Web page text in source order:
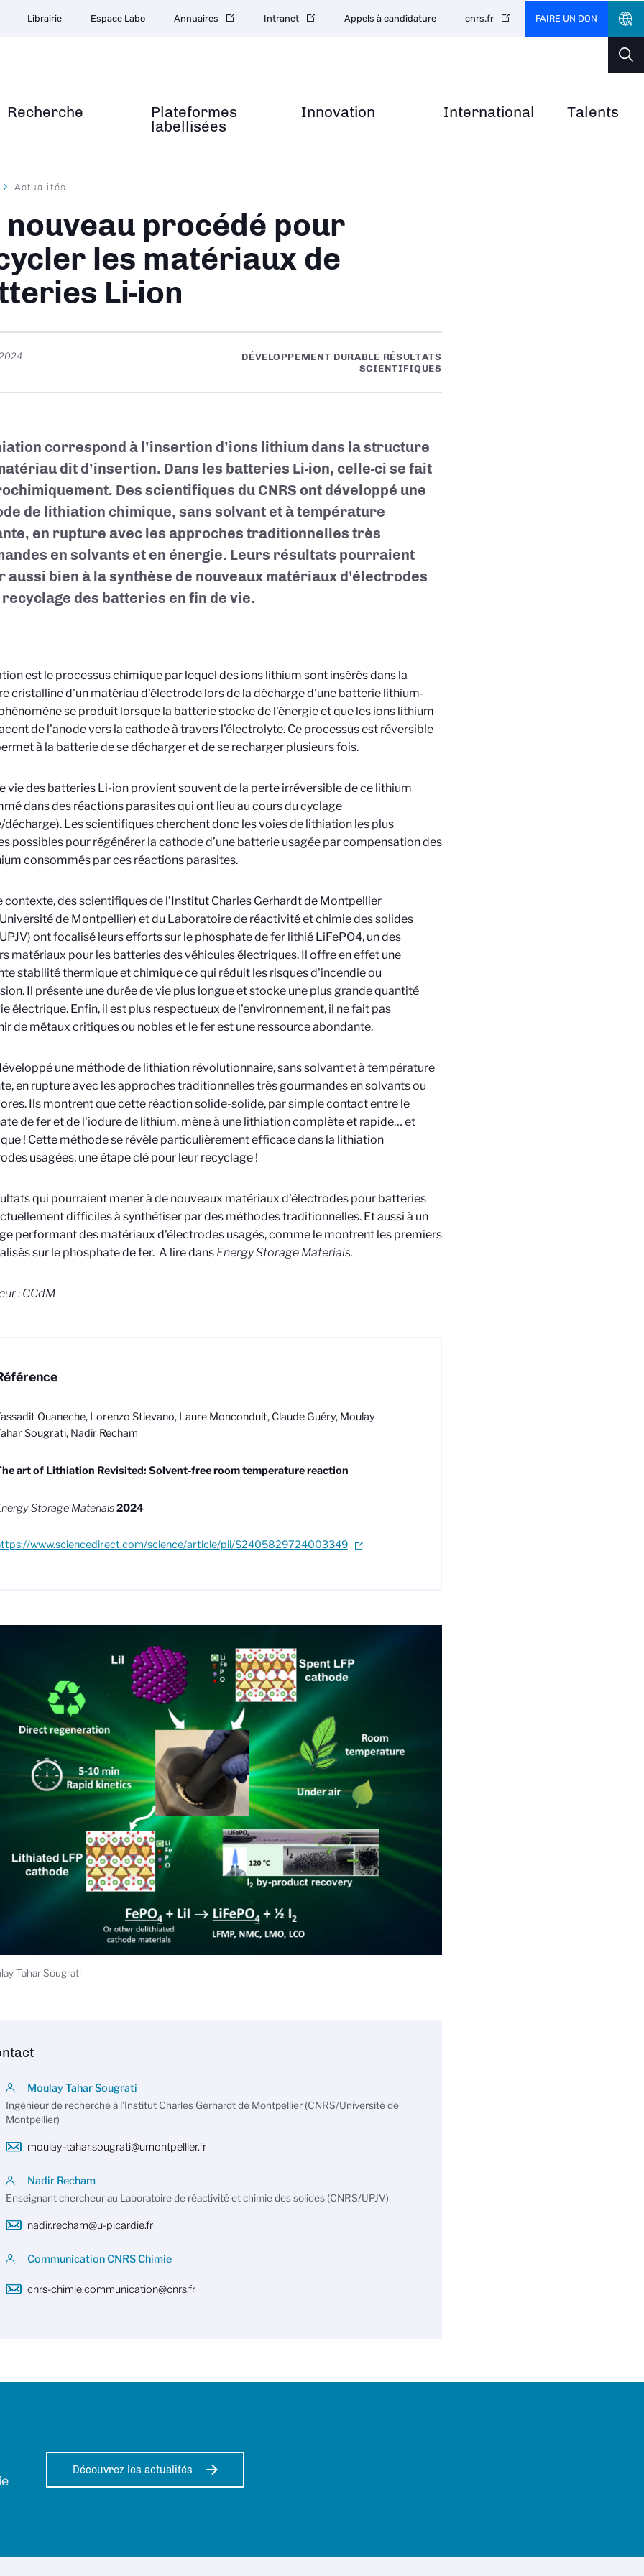
Recherche
Plateformes
labellisées
Innovation International Talents
Librairie Espace Labo Annuaires Intranet Appels à candidature cnrs.fr FAIRE UN DON
Actualités
nouveau procédé pour
les matériaux de
Li-ion
DÉVELOPPEMENT DURABLE RÉSULTATS
SCIENTIFIQUES
correspond à l’insertion d’ions lithium dans la structure
dit d’insertion. Dans les batteries Li-ion, celle-ci se fait
Des scientifiques du CNRS ont développé une
de lithiation chimique, sans solvant et à température
en rupture avec les approches traditionnelles très
en solvants et en énergie. Leurs résultats pourraient
aussi bien à la synthèse de nouveaux matériaux d'électrodes
recyclage des batteries en fin de vie.
est le processus chimique par lequel des ions lithium sont insérés dans la
cristalline d'un matériau d'électrode lors de la décharge d'une batterie lithium-
se produit lorsque la batterie stocke de l'énergie et que les ions lithium
de l'anode vers la cathode à travers l'électrolyte. Ce processus est réversible
à la batterie de se décharger et de se recharger plusieurs fois.
vie des batteries Li-ion provient souvent de la perte irréversible de ce lithium
dans des réactions parasites qui ont lieu au cours du cyclage
décharge). Les scientifiques cherchent donc les voies de lithiation les plus
possibles pour régénérer la cathode d’une batterie usagée par compensation des
consommés par ces réactions parasites.
contexte, des scientifiques de l’Institut Charles Gerhardt de Montpellier
de Montpellier) et du Laboratoire de réactivité et chimie des solides
ont focalisé leurs efforts sur le phosphate de fer lithié LiFePO4, un des
matériaux pour les batteries des véhicules électriques. Il offre en effet une
stabilité thermique et chimique ce qui réduit les risques d'incendie ou
Il présente une durée de vie plus longue et stocke une plus grande quantité
électrique. Enfin, il est plus respectueux de l'environnement, il ne fait pas
de métaux critiques ou nobles et le fer est une ressource abondante.
une méthode de lithiation révolutionnaire, sans solvant et à température
en rupture avec les approches traditionnelles très gourmandes en solvants ou
Ils montrent que cette réaction solide-solide, par simple contact entre le
de fer et de l'iodure de lithium, mène à une lithiation complète et rapide… et
! Cette méthode se révèle particulièrement efficace dans la lithiation
usagées, une étape clé pour leur recyclage !
qui pourraient mener à de nouveaux matériaux d'électrodes pour batteries
difficiles à synthétiser par des méthodes traditionnelles. Et aussi à un
performant des matériaux d'électrodes usagés, comme le montrent les premiers
sur le phosphate de fer. A lire dans Energy Storage Materials.
: CCdM
Ouaneche, Lorenzo Stievano, Laure Monconduit, Claude Guéry, Moulay
Sougrati, Nadir Recham
art of Lithiation Revisited: Solvent-free room temperature reaction
Storage Materials2024
www.sciencedirect.com/science/article/pii/S2405829724003349
Tahar Sougrati
Moulay Tahar Sougrati
Ingénieur de recherche à l’Institut Charles Gerhardt de Montpellier (CNRS/Université de
Montpellier)
moulay-tahar.sougrati@umontpellier.fr
Nadir Recham
Enseignant chercheur au Laboratoire de réactivité et chimie des solides (CNRS/UPJV)
nadir.recham@u-picardie.fr
Communication CNRS Chimie
cnrs-chimie.communication@cnrs.fr
Découvrez les actualités